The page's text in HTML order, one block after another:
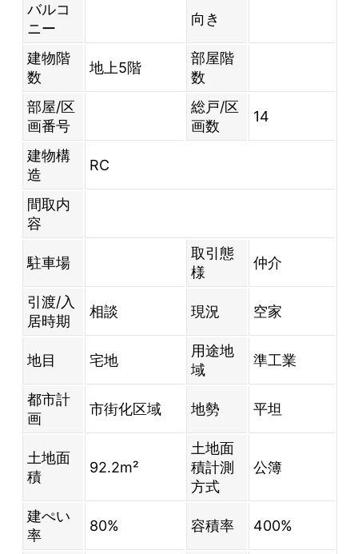
バルコ
ニー
向き
建物階
数
地上5階
部屋階
数
部屋/区
画番号
総戸/区
画数
14
建物構
造
RC
間取内
容
駐車場
取引態
様
仲介
引渡/入
居時期
相談 現況 空家
地目 宅地
用途地
域
準工業
都市計
画
市街化区域 地勢 平坦
土地面
積
92.2m²
土地面
積計測
方式
公簿
建ぺい
率
80% 容積率 400%